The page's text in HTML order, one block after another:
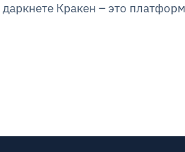
Кракен – это